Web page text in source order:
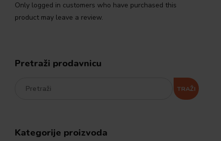
Only logged in customers who have purchased this
product may leave a review.
Pretraži prodavnicu
TRAŽI
Kategorije proizvoda